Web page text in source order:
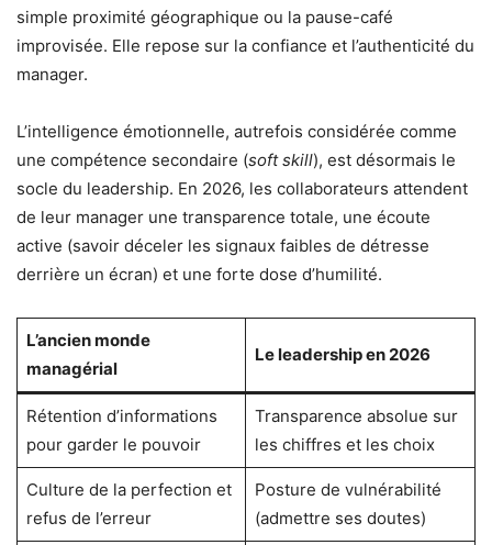
simple proximité géographique ou la pause-café
improvisée. Elle repose sur la confiance et l’authenticité du
manager.
L’intelligence émotionnelle, autrefois considérée comme
une compétence secondaire (soft skill), est désormais le
socle du leadership. En 2026, les collaborateurs attendent
de leur manager une transparence totale, une écoute
active (savoir déceler les signaux faibles de détresse
derrière un écran) et une forte dose d’humilité.
L’ancien monde
managérial
Le leadership en 2026
Rétention d’informations
pour garder le pouvoir
Transparence absolue sur
les chiffres et les choix
Culture de la perfection et
refus de l’erreur
Posture de vulnérabilité
(admettre ses doutes)